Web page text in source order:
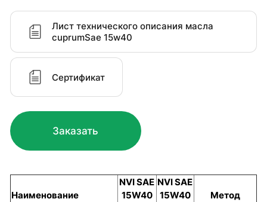
Лист технического описания масла
cuprumSae 15w40
Сертификат
Заказать
Наименование
NVI SAE
15W40
NVI SAE
15W40
Метод